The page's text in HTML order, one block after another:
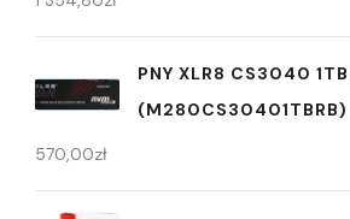
PNY XLR8 CS3040 1TB
(M280CS30401TBRB)
570,00zł